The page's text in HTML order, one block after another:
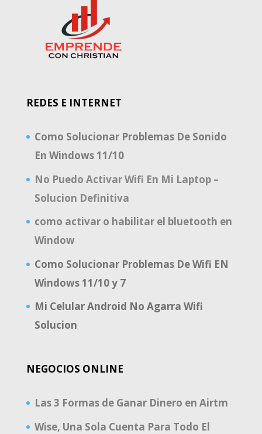
REDES E INTERNET
Como Solucionar Problemas De Sonido
En Windows 11/10
No Puedo Activar Wifi En Mi Laptop –
Solucion Definitiva
como activar o habilitar el bluetooth en
Window
Como Solucionar Problemas De Wifi EN
Windows 11/10 y 7
Mi Celular Android No Agarra Wifi
Solucion
NEGOCIOS ONLINE
Las 3 Formas de Ganar Dinero en Airtm
Wise, Una Sola Cuenta Para Todo El